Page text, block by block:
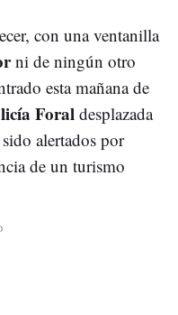
con una ventanilla
ni de ningún otro
esta mañana de
Foraldesplazada
alertados por
de un turismo